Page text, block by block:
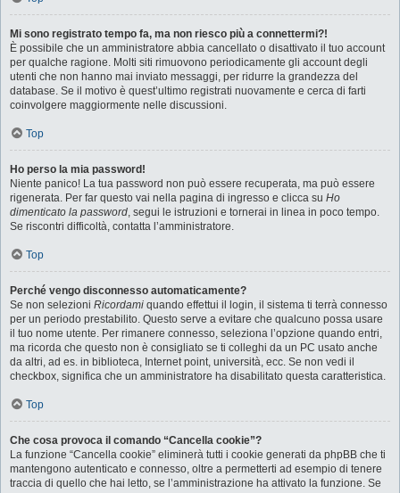
Mi sono registrato tempo fa, ma non riesco più a connettermi?!
È possibile che un amministratore abbia cancellato o disattivato il tuo account
per qualche ragione. Molti siti rimuovono periodicamente gli account degli
utenti che non hanno mai inviato messaggi, per ridurre la grandezza del
database. Se il motivo è quest’ultimo registrati nuovamente e cerca di farti
coinvolgere maggiormente nelle discussioni.
Top
Ho perso la mia password!
Niente panico! La tua password non può essere recuperata, ma può essere
rigenerata. Per far questo vai nella pagina di ingresso e clicca su Ho
dimenticato la password, segui le istruzioni e tornerai in linea in poco tempo.
Se riscontri difficoltà, contatta l’amministratore.
Top
Perché vengo disconnesso automaticamente?
Se non selezioni Ricordami quando effettui il login, il sistema ti terrà connesso
per un periodo prestabilito. Questo serve a evitare che qualcuno possa usare
il tuo nome utente. Per rimanere connesso, seleziona l’opzione quando entri,
ma ricorda che questo non è consigliato se ti colleghi da un PC usato anche
da altri, ad es. in biblioteca, Internet point, università, ecc. Se non vedi il
checkbox, significa che un amministratore ha disabilitato questa caratteristica.
Top
Che cosa provoca il comando “Cancella cookie”?
La funzione “Cancella cookie” eliminerà tutti i cookie generati da phpBB che ti
mantengono autenticato e connesso, oltre a permetterti ad esempio di tenere
traccia di quello che hai letto, se l’amministrazione ha attivato la funzione. Se